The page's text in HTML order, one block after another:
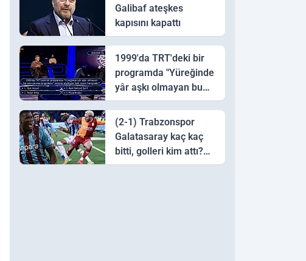
Galibaf ateşkes
kapısını kapattı
1999'da TRT'deki bir
programda "Yüreğinde
yâr aşkı olmayan bu
sazı çalarsa tingirdatır"
sözünü söyleyen halk
ozanı hangisidir?
(2-1) Trabzonspor
Galatasaray kaç kaç
bitti, golleri kim attı?
Trabzonspor